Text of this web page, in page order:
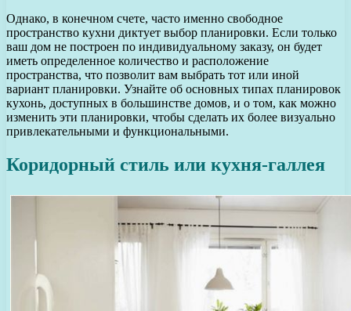
Однако, в конечном счете, часто именно свободное
пространство кухни диктует выбор планировки. Если только
ваш дом не построен по индивидуальному заказу, он будет
иметь определенное количество и расположение
пространства, что позволит вам выбрать тот или иной
вариант планировки. Узнайте об основных типах планировок
кухонь, доступных в большинстве домов, и о том, как можно
изменить эти планировки, чтобы сделать их более визуально
привлекательными и функциональными.
Коридорный стиль или кухня-галлея